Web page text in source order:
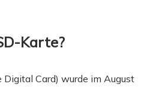
Karte?
Digital Card) wurde im August